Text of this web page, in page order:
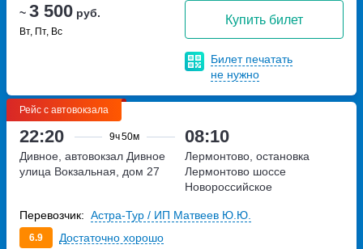
~ 3 500 руб.
Вт, Пт, Вс
Купить билет
Билет печатать
не нужно
Рейс с автовокзала
22:20 9ч50м 08:10
Дивное, автовокзал Дивное
улица Вокзальная, дом 27
Лермонтово, остановка
Лермонтово шоссе
Новороссийское
6.9 Достаточно хорошо
Перевозчик: Астра-Тур / ИП Матвеев Ю.Ю.